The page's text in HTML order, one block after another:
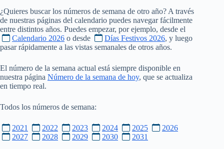
¿Quieres buscar los números de semana de otro año? A través
de nuestras páginas del calendario puedes navegar fácilmente
entre distintos años. Puedes empezar, por ejemplo, desde el
Calendario 2026 o desde Días Festivos 2026, y luego
pasar rápidamente a las vistas semanales de otros años.
El número de la semana actual está siempre disponible en
nuestra página Número de la semana de hoy, que se actualiza
en tiempo real.
Todos los números de semana:
2021 2022 2023 2024 2025
2026
2027
2028 2029 2030 2031